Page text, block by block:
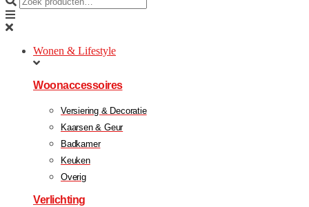
Wonen & Lifestyle
Woonaccessoires
Versiering & Decoratie
Kaarsen & Geur
Badkamer
Keuken
Overig
Verlichting